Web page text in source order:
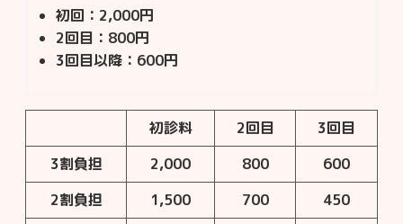
初回：2,000円
2回目：800円
3回目以降：600円
初診料 2回目
3回目
3割負担
2,000 800
600
2割負担
1,500 700
450